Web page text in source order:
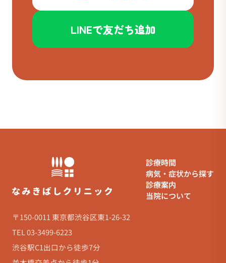
LINEで友だち追加
〒150-0011 東京都渋谷区東1-26-32
TEL 03-3499-6223
渋谷駅C1出口から徒歩7分
診療時間
病気・症状から探す
診療案内
当院について